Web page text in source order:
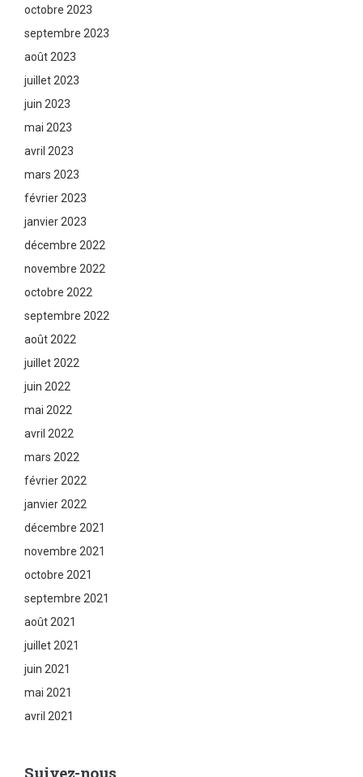
octobre 2023
septembre 2023
août 2023
juillet 2023
juin 2023
mai 2023
avril 2023
mars 2023
février 2023
janvier 2023
décembre 2022
novembre 2022
octobre 2022
septembre 2022
août 2022
juillet 2022
juin 2022
mai 2022
avril 2022
mars 2022
février 2022
janvier 2022
décembre 2021
novembre 2021
octobre 2021
septembre 2021
août 2021
juillet 2021
juin 2021
mai 2021
avril 2021
Suivez-nous